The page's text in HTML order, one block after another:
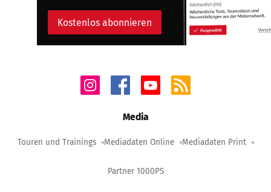
Kostenlos abonnieren
Media
Touren und Trainings Mediadaten Online Mediadaten Print
Partner 1000PS